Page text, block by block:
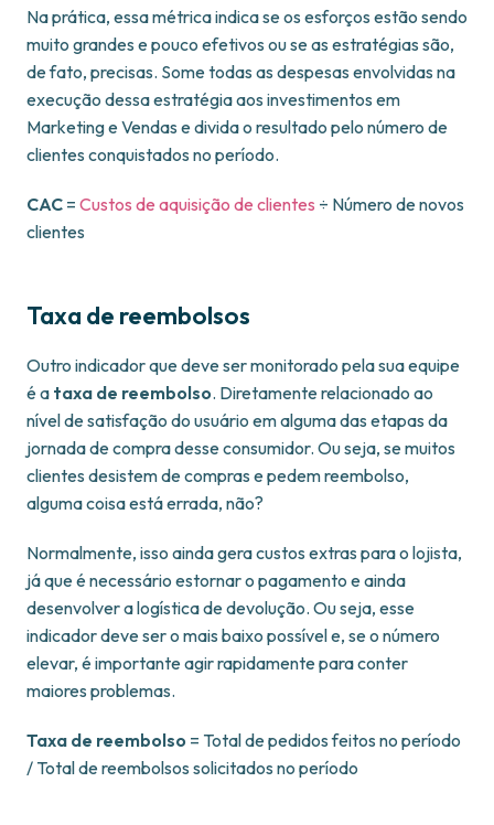
Na prática, essa métrica indica se os esforços estão sendo
muito grandes e pouco efetivos ou se as estratégias são,
de fato, precisas. Some todas as despesas envolvidas na
execução dessa estratégia aos investimentos em
Marketing e Vendas e divida o resultado pelo número de
clientes conquistados no período.
CAC = Custos de aquisição de clientes ÷ Número de novos
clientes
Taxa de reembolsos
Outro indicador que deve ser monitorado pela sua equipe
é a taxa de reembolso. Diretamente relacionado ao
nível de satisfação do usuário em alguma das etapas da
jornada de compra desse consumidor. Ou seja, se muitos
clientes desistem de compras e pedem reembolso,
alguma coisa está errada, não?
Normalmente, isso ainda gera custos extras para o lojista,
já que é necessário estornar o pagamento e ainda
desenvolver a logística de devolução. Ou seja, esse
indicador deve ser o mais baixo possível e, se o número
elevar, é importante agir rapidamente para conter
maiores problemas.
Taxa de reembolso = Total de pedidos feitos no período
/ Total de reembolsos solicitados no período